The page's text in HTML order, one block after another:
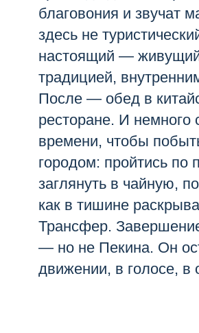
благовония и звучат
здесь не
настоящий —
традицией,
После — обед в
ресторане. И немного
времени, чтобы
городом: пройтись по
заглянуть в чайную,
как в тишине
Трансфер.
— но не Пекина. Он
движении, в голосе, в